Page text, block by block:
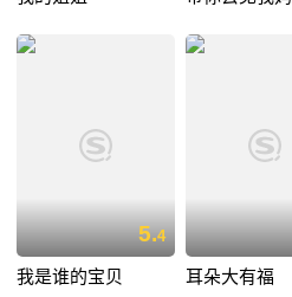
5.4
我是谁的宝贝 耳朵大有福